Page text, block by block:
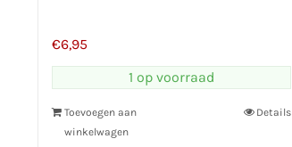
€6,95
1 op voorraad
Toevoegen aan
winkelwagen
Details